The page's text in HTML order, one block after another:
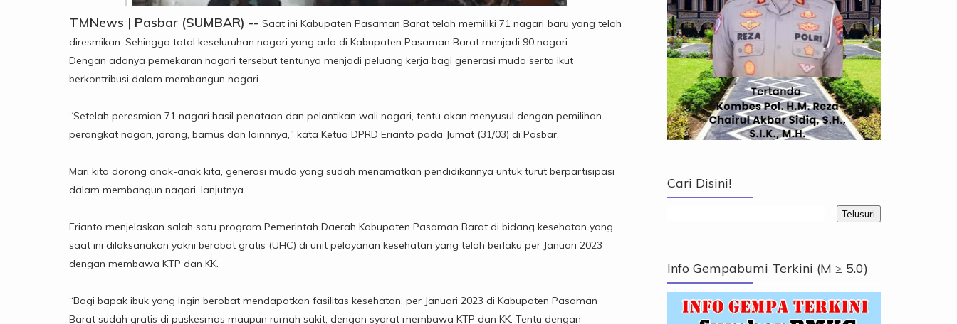
TMNews | Pasbar (SUMBAR) --Saat ini Kabupaten Pasaman Barat telah memiliki 71 nagari baru yang telah
diresmikan. Sehingga total keseluruhan nagari yang ada di Kabupaten Pasaman Barat menjadi 90 nagari.
Dengan adanya pemekaran nagari tersebut tentunya menjadi peluang kerja bagi generasi muda serta ikut
berkontribusi dalam membangun nagari.
“Setelah peresmian 71 nagari hasil penataan dan pelantikan wali nagari, tentu akan menyusul dengan pemilihan
perangkat nagari, jorong, bamus dan lainnnya," kata Ketua DPRD Erianto pada Jumat (31/03) di Pasbar.
Mari kita dorong anak-anak kita, generasi muda yang sudah menamatkan pendidikannya untuk turut berpartisipasi
dalam membangun nagari, lanjutnya.
Erianto menjelaskan salah satu program Pemerintah Daerah Kabupaten Pasaman Barat di bidang kesehatan yang
saat ini dilaksanakan yakni berobat gratis (UHC) di unit pelayanan kesehatan yang telah berlaku per Januari 2023
dengan membawa KTP dan KK.
“Bagi bapak ibuk yang ingin berobat mendapatkan fasilitas kesehatan, per Januari 2023 di Kabupaten Pasaman
Barat sudah gratis di puskesmas maupun rumah sakit, dengan syarat membawa KTP dan KK. Tentu dengan
Cari Disini!
Info Gempabumi Terkini (M ≥ 5.0)